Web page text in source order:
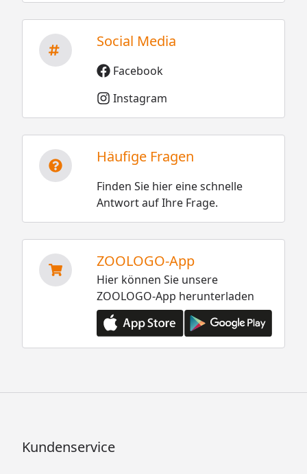
Social Media
Facebook
Instagram
Häufige Fragen
Finden Sie hier eine schnelle
Antwort auf Ihre Frage.
ZOOLOGO-App
Hier können Sie unsere
ZOOLOGO-App herunterladen
Kundenservice